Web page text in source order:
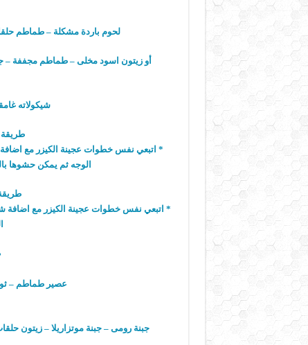
لحوم باردة مشكلة – طماطم
أو زيتون اسود مخلى – طماطم مجففة –
شيكولاته
طريقة
* اتبعي نفس خطوات عجينة الكيزر مع
الوجه ثم يمكن حشوها
* اتبعي نفس خطوات عجينة الكيزر مع اضافة
عصير طماطم –
جبنة رومى – جبنة موتزاريلا – زيتون